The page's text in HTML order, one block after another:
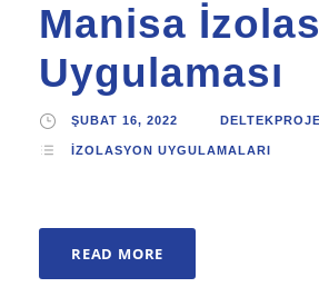
Manisa
Uygulaması
ŞUBAT 16, 2022 DELTEKPROJE
İZOLASYON UYGULAMALARI
READ MORE